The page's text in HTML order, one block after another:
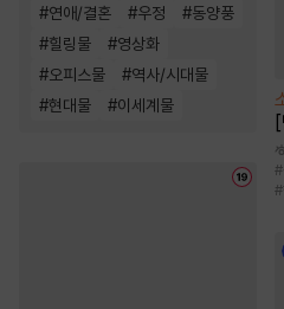
#연애/결혼 #우정 #동양풍
#힐링물 #영상화
#오피스물 #역사/시대물
#현대물 #이세계물
#
#